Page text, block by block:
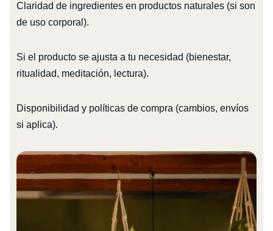
Claridad de ingredientes en productos naturales (si son
de uso corporal).
Si el producto se ajusta a tu necesidad (bienestar,
ritualidad, meditación, lectura).
Disponibilidad y políticas de compra (cambios, envíos
si aplica).